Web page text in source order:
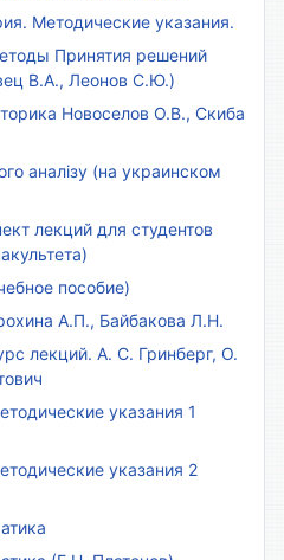
Методические указания.
Принятия решений
В.А., Леонов С.Ю.)
Новоселов О.В., Скиба
аналізу (на украинском
лекций для студентов
пособие)
А.П., Байбакова Л.Н.
лекций. А. С. Гринберг, О.
указания 1
указания 2